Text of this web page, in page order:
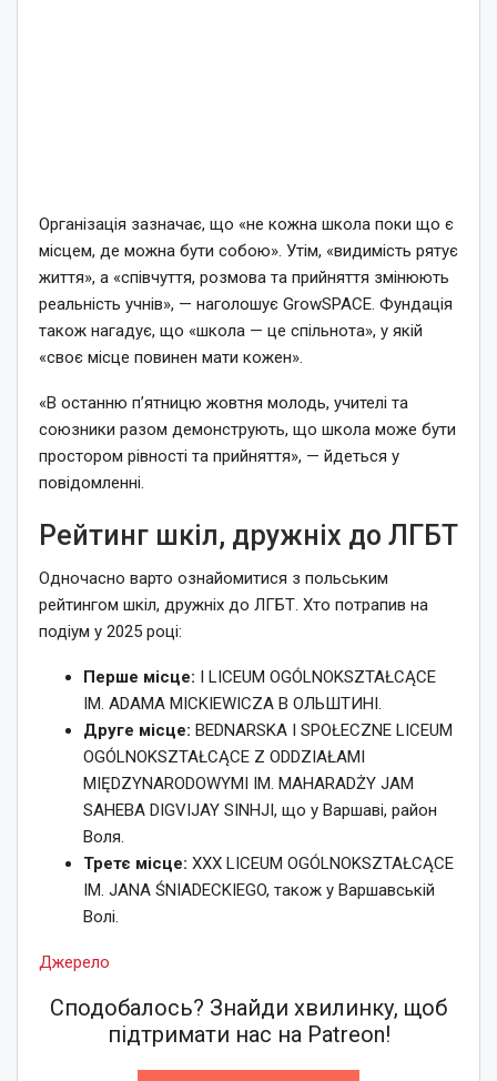
Організація зазначає, що «не кожна школа поки що є
місцем, де можна бути собою». Утім, «видимість рятує
життя», а «співчуття, розмова та прийняття змінюють
реальність учнів», — наголошує GrowSPACE. Фундація
також нагадує, що «школа — це спільнота», у якій
«своє місце повинен мати кожен».
«В останню п’ятницю жовтня молодь, учителі та
союзники разом демонструють, що школа може бути
простором рівності та прийняття», — йдеться у
повідомленні.
Рейтинг шкіл, дружніх до ЛГБТ
Одночасно варто ознайомитися з польським
рейтингом шкіл, дружніх до ЛГБТ. Хто потрапив на
подіум у 2025 році:
Перше місце: I LICEUM OGÓLNOKSZTAŁCĄCE
IM. ADAMA MICKIEWICZA В ОЛЬШТИНІ.
Друге місце: BEDNARSKA I SPOŁECZNE LICEUM
OGÓLNOKSZTAŁCĄCE Z ODDZIAŁAMI
MIĘDZYNARODOWYMI IM. MAHARADŻY JAM
SAHEBA DIGVIJAY SINHJI, що у Варшаві, район
Воля.
Третє місце: XXX LICEUM OGÓLNOKSZTAŁCĄCE
IM. JANA ŚNIADECKIEGO, також у Варшавській
Волі.
Джерело
Сподобалось? Знайди хвилинку, щоб
підтримати нас на Patreon!